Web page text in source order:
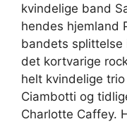
kvindelige band
hendes hjemland
bandets splittelse
det kortvarige
helt kvindelige
Ciambotti og
Charlotte Caffey.